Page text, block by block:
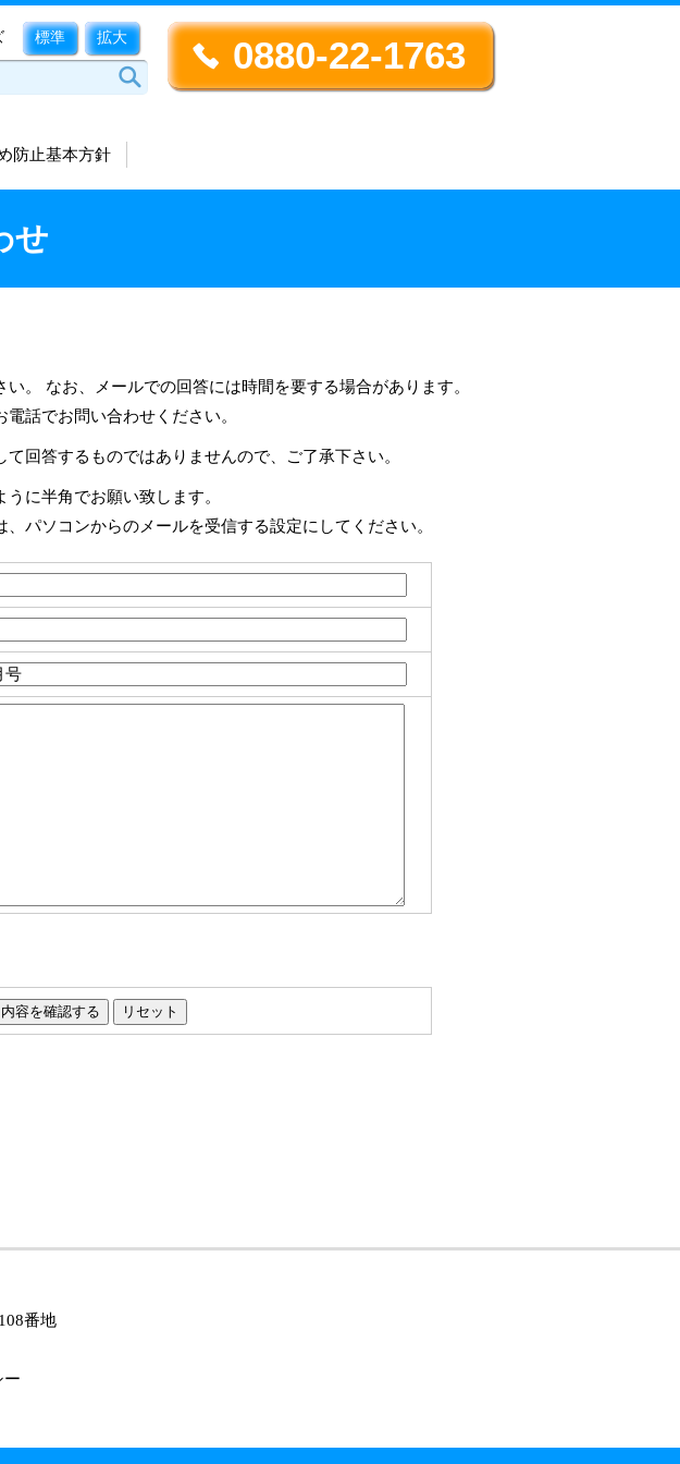
0880-22-1763
標準 拡大
防止基本方針
せ
。 なお、メールでの回答には時間を要する場合があります。
話でお問い合わせください。
回答するものではありませんので、ご了承下さい。
に半角でお願い致します。
パソコンからのメールを受信する設定にしてください。
番地
ー